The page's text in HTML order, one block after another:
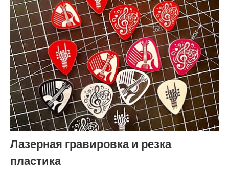
Лазерная гравировка и резка
пластика